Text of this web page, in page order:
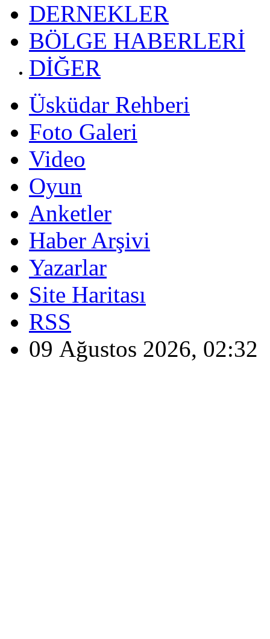
DERNEKLER
BÖLGE HABERLERİ
DİĞER
Üsküdar Rehberi
Foto Galeri
Video
Oyun
Anketler
Haber Arşivi
Yazarlar
Site Haritası
RSS
09 Ağustos 2026, 02:32